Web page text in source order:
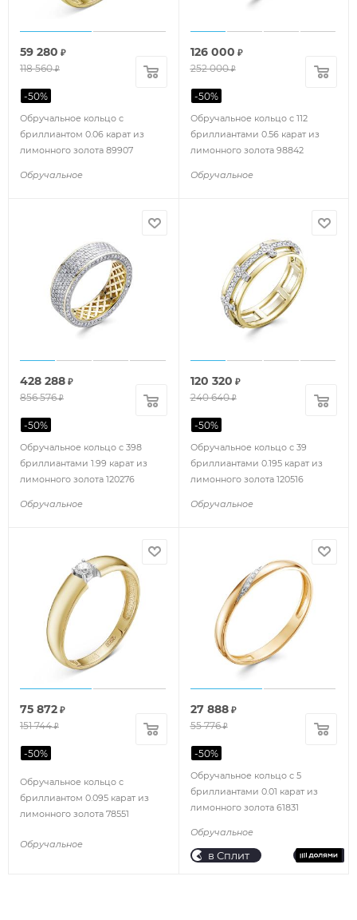
Обручальное кольцо с
бриллиантом 0.06 карат из
лимонного золота 89907
Обручальное
59 280 ₽
118 560₽
-50%
Обручальное кольцо с 112
бриллиантами 0.56 карат из
лимонного золота 98842
Обручальное
126 000 ₽
252 000₽
-50%
Обручальное кольцо с 398
бриллиантами 1.99 карат из
лимонного золота 120276
Обручальное
428 288 ₽
856 576₽
-50%
Обручальное кольцо с 39
бриллиантами 0.195 карат из
лимонного золота 120516
Обручальное
120 320 ₽
240 640₽
-50%
Обручальное кольцо с
бриллиантом 0.095 карат из
лимонного золота 78551
Обручальное
75 872 ₽
151 744₽
-50%
Обручальное кольцо с 5
бриллиантами 0.01 карат из
лимонного золота 61831
Обручальное
27 888₽
55 776₽
-50%
в Сплит